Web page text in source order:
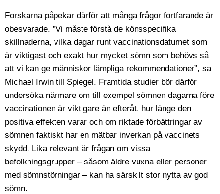
Forskarna påpekar därför att många frågor fortfarande är
obesvarade. ”Vi måste förstå de könsspecifika
skillnaderna, vilka dagar runt vaccinationsdatumet som
är viktigast och exakt hur mycket sömn som behövs så
att vi kan ge människor lämpliga rekommendationer”, sa
Michael Irwin till Spiegel. Framtida studier bör därför
undersöka närmare om till exempel sömnen dagarna före
vaccinationen är viktigare än efteråt, hur länge den
positiva effekten varar och om riktade förbättringar av
sömnen faktiskt har en mätbar inverkan på vaccinets
skydd. Lika relevant är frågan om vissa
befolkningsgrupper – såsom äldre vuxna eller personer
med sömnstörningar – kan ha särskilt stor nytta av god
sömn.